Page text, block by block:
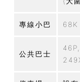
專線小巴 68K
公共巴士